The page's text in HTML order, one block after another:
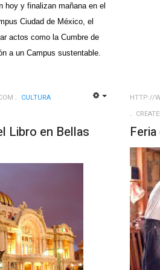
hoy y finalizan mañana en el
Ciudad de México, el
actos como la Cumbre de
a un Campus sustentable.
CULTURA
Libro en Bellas
HTTP://